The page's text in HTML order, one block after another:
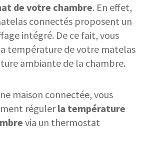
de votre chambre. En effet,
connectés proposent un
intégré. De ce fait, vous
température de votre matelas
ambiante de la chambre.
maison connectée, vous
régulerla température
via un thermostat